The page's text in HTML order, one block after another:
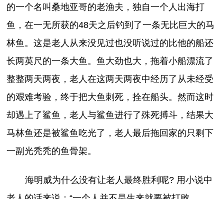
的一个名叫桑地亚哥的老渔夫，独自一个人出海打
鱼，在一无所获的48天之后钓到了一条无比巨大的马
林鱼。这是老人从来没见过也没听说过的比他的船还
长两英尺的一条大鱼。鱼大劲也大，拖着小船漂流了
整整两天两夜，老人在这两天两夜中经历了从未经受
的艰难考验，终于把大鱼刺死，拴在船头。然而这时
却遇上了鲨鱼，老人与鲨鱼进行了殊死搏斗，结果大
马林鱼还是被鲨鱼吃光了，老人最后拖回家的只剩下
一副光秃秃的鱼骨架。
海明威为什么没有让老人最终胜利呢? 用小说中